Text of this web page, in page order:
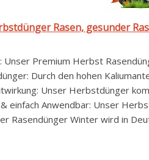
Rasen, gesunder
Unser Premium Herbst
Durch den hohen
Unser Herbstdünger
einfach Anwendbar: Unser
Rasendünger Winter wird in